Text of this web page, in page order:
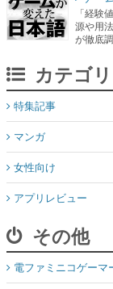
カテゴリ
マンガ
女性向け
アプリレビュー
その他
電ファミニコゲーマ
媒体資料はこちら
XプレゼントCP応募